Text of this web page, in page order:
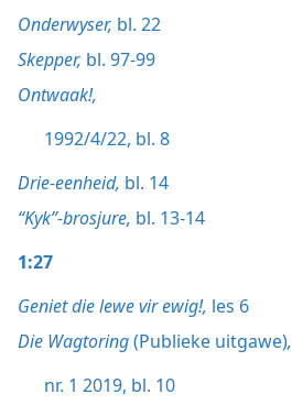
Onderwyser, bl. 22
Skepper, bl. 97-99
Ontwaak!,
1992/4/22, bl. 8
Drie-eenheid, bl. 14
“Kyk”-brosjure, bl. 13-14
1:27
Geniet die lewe vir ewig!, les 6
Die Wagtoring(Publieke uitgawe),
nr. 1 2019, bl. 10